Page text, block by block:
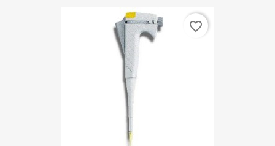
favorite_border